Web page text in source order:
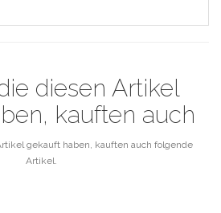
diesen Artikel
kauften auch
gekauft haben, kauften auch folgende
Artikel.